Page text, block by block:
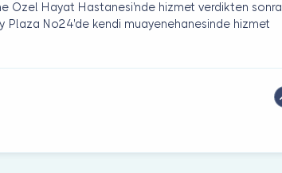
Özel Hayat Hastanesi'nde hizmet verdikten sonra
Plaza No24'de kendi muayenehanesinde hizmet